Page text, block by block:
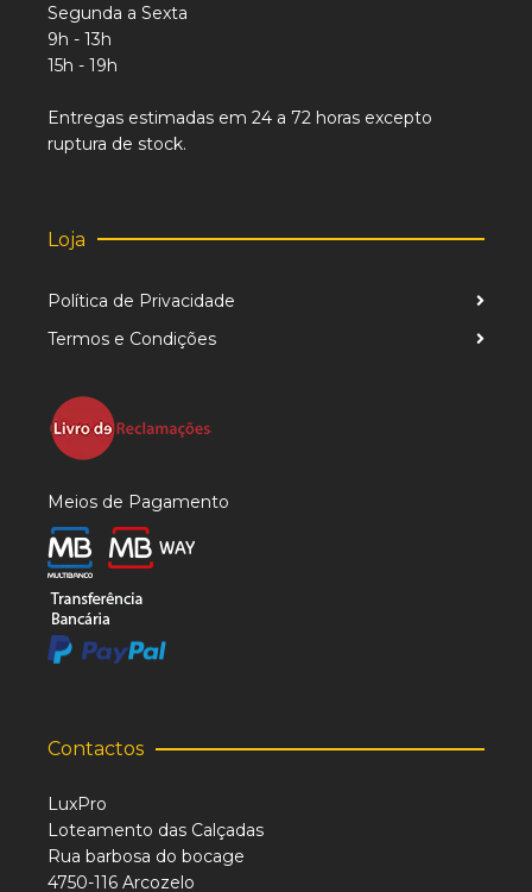
Segunda a Sexta
9h - 13h
15h - 19h
Entregas estimadas em 24 a 72 horas excepto
ruptura de stock.
Loja
Política de Privacidade
Termos e Condições
Meios de Pagamento
Contactos
LuxPro
Loteamento das Calçadas
Rua barbosa do bocage
4750-116 Arcozelo